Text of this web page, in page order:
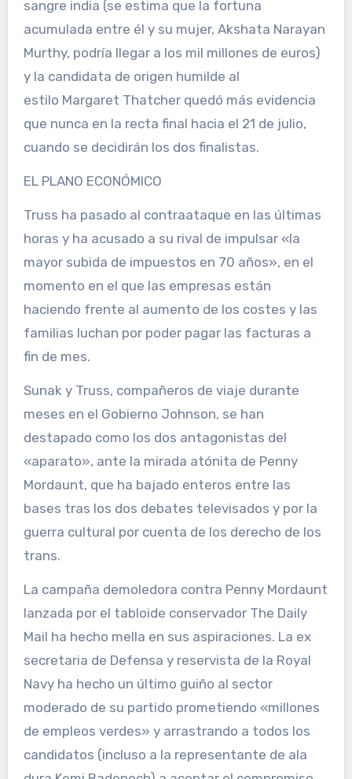
sangre india (se estima que la fortuna
acumulada entre él y su mujer, Akshata Narayan
Murthy, podría llegar a los mil millones de euros)
y la candidata de origen humilde al
estilo Margaret Thatcher quedó más evidencia
que nunca en la recta final hacia el 21 de julio,
cuando se decidirán los dos finalistas.
EL PLANO ECONÓMICO
Truss ha pasado al contraataque en las últimas
horas y ha acusado a su rival de impulsar «la
mayor subida de impuestos en 70 años», en el
momento en el que las empresas están
haciendo frente al aumento de los costes y las
familias luchan por poder pagar las facturas a
fin de mes.
Sunak y Truss, compañeros de viaje durante
meses en el Gobierno Johnson, se han
destapado como los dos antagonistas del
«aparato», ante la mirada atónita de Penny
Mordaunt, que ha bajado enteros entre las
bases tras los dos debates televisados y por la
guerra cultural por cuenta de los derecho de los
trans.
La campaña demoledora contra Penny Mordaunt
lanzada por el tabloide conservador The Daily
Mail ha hecho mella en sus aspiraciones. La ex
secretaria de Defensa y reservista de la Royal
Navy ha hecho un último guiño al sector
moderado de su partido prometiendo «millones
de empleos verdes» y arrastrando a todos los
candidatos (incluso a la representante de ala